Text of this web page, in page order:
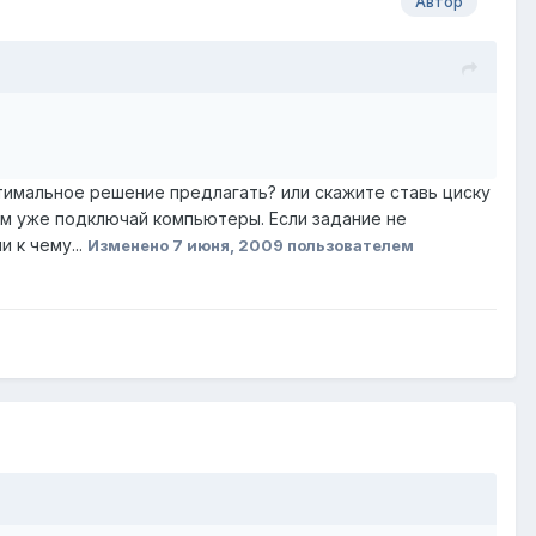
решение предлагать? или скажите ставь циску
уже подключай компьютеры. Если задание не
к чему... Изменено 7 июня, 2009 пользователем